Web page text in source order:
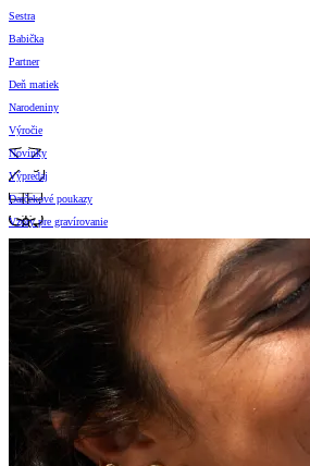
Sestra
Babička
Partner
Deň matiek
Narodeniny
Výročie
Novinky
Výpredaj
Darčekové poukazy
Vzory pre gravírovanie